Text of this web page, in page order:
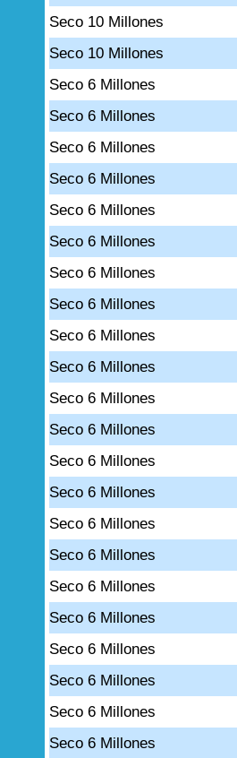
Seco 10 Millones
Seco 10 Millones
Seco 6 Millones
Seco 6 Millones
Seco 6 Millones
Seco 6 Millones
Seco 6 Millones
Seco 6 Millones
Seco 6 Millones
Seco 6 Millones
Seco 6 Millones
Seco 6 Millones
Seco 6 Millones
Seco 6 Millones
Seco 6 Millones
Seco 6 Millones
Seco 6 Millones
Seco 6 Millones
Seco 6 Millones
Seco 6 Millones
Seco 6 Millones
Seco 6 Millones
Seco 6 Millones
Seco 6 Millones